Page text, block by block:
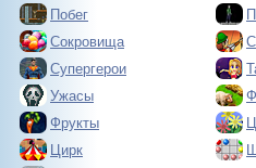
Побег
Сокровища
Супергерои
Ужасы
Фрукты
Цирк